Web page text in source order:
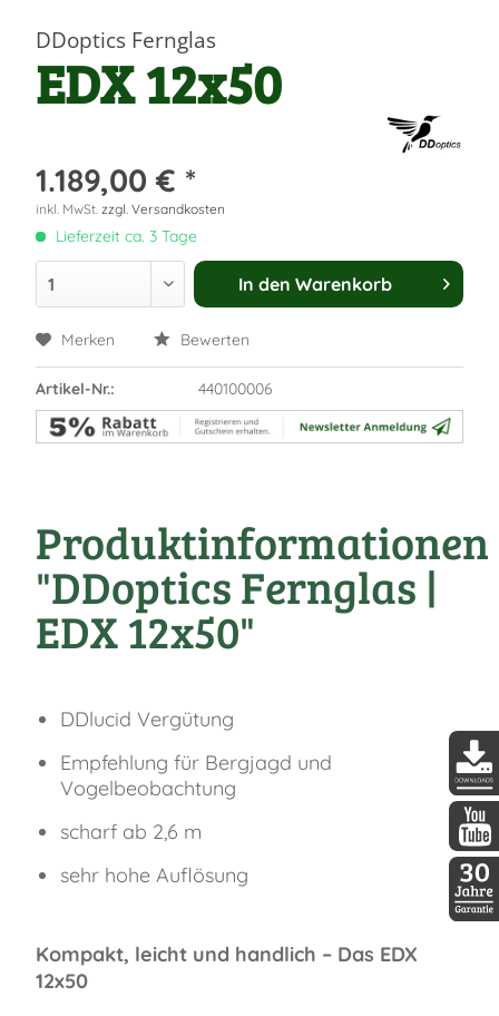
DDoptics Fernglas
EDX 12x50
1.189,00 € *
inkl. MwSt. zzgl. Versandkosten
Lieferzeit ca. 3 Tage
In den Warenkorb
Merken Bewerten
Artikel-Nr.: 440100006
Produktinformationen
"DDoptics Fernglas |
EDX 12x50"
DDlucid Vergütung
Empfehlung für Bergjagd und
Vogelbeobachtung
scharf ab 2,6 m
sehr hohe Auflösung
Kompakt, leicht und handlich – Das EDX
12x50